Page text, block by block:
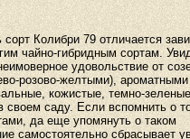
Колибри 79 отличается
чайно-гибридным сортам.
удовольствие от
розово-желтыми), ароматными
кожистые, темно-зеленые
своем саду. Если вспомнить о
да еще упомянуть о таком
самостоятельно сбрасывает